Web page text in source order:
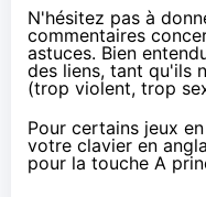
N'hésitez pas à
commentaires
astuces. Bien
des liens, tant qu'ils
(trop violent, trop
Pour certains jeux
votre clavier en
pour la touche A